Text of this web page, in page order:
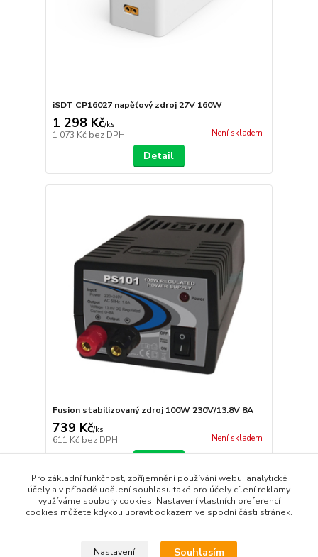
iSDT CP16027 napěťový zdroj 27V 160W
1 298 Kč/ks
1 073 Kč bez DPH Není skladem
Detail
Fusion stabilizovaný zdroj 100W 230V/13.8V 8A
739 Kč/ks
611 Kč bez DPH Není skladem
strana z 1
Pro základní funkčnost, zpříjemnění používání webu, analytické
účely a v případě udělení souhlasu také pro účely cílení reklamy
využíváme soubory cookies. Nastavení vlastních preferencí
cookies můžete kdykoli upravit odkazem ve spodní části stránek.
Nastavení Souhlasím